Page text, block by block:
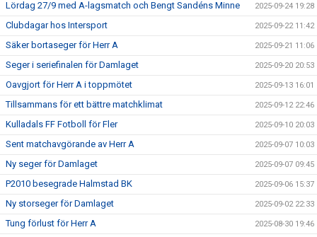
Lördag 27/9 med A-lagsmatch och Bengt Sandéns Minne 2025-09-24 19:28
Clubdagar hos Intersport 2025-09-22 11:42
Säker bortaseger för Herr A 2025-09-21 11:06
Seger i seriefinalen för Damlaget 2025-09-20 20:53
Oavgjort för Herr A i toppmötet 2025-09-13 16:01
Tillsammans för ett bättre matchklimat 2025-09-12 22:46
Kulladals FF Fotboll för Fler 2025-09-10 20:03
Sent matchavgörande av Herr A 2025-09-07 10:03
Ny seger för Damlaget 2025-09-07 09:45
P2010 besegrade Halmstad BK 2025-09-06 15:37
Ny storseger för Damlaget 2025-09-02 22:33
Tung förlust för Herr A 2025-08-30 19:46